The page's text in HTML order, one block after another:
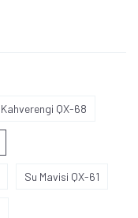
Kahverengi QX-68
Su Mavisi QX-61